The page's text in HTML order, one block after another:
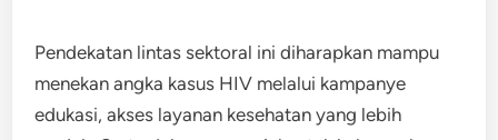
Pendekatan lintas sektoral ini diharapkan mampu
menekan angka kasus HIV melalui kampanye
edukasi, akses layanan kesehatan yang lebih